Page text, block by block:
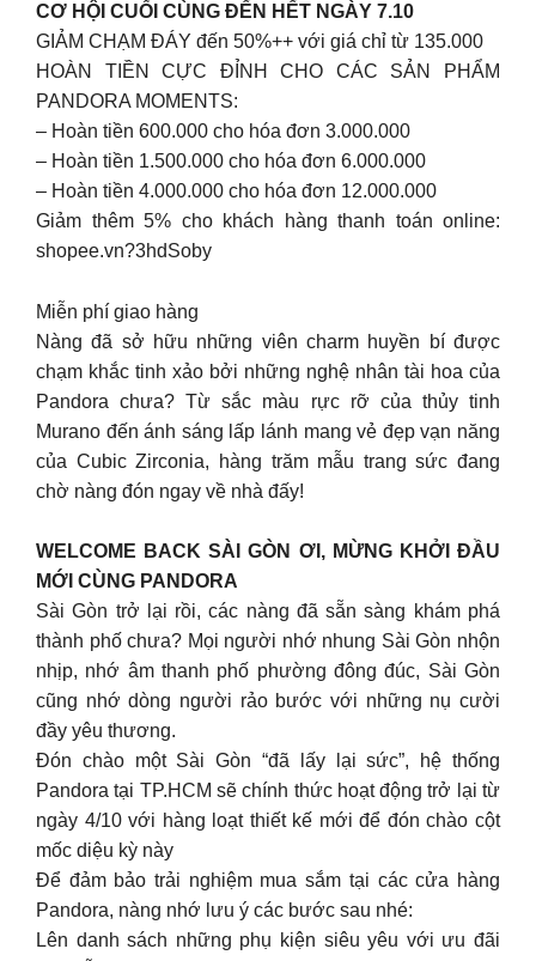
CƠ HỘI CUỐI CÙNG ĐẾN HẾT NGÀY 7.10
GIẢM CHẠM ĐÁY đến 50%++ với giá chỉ từ 135.000
HOÀN TIỀN CỰC ĐỈNH CHO CÁC SẢN PHẨM
PANDORA MOMENTS:
– Hoàn tiền 600.000 cho hóa đơn 3.000.000
– Hoàn tiền 1.500.000 cho hóa đơn 6.000.000
– Hoàn tiền 4.000.000 cho hóa đơn 12.000.000
Giảm thêm 5% cho khách hàng thanh toán online:
shopee.vn?3hdSoby
Miễn phí giao hàng
Nàng đã sở hữu những viên charm huyền bí được
chạm khắc tinh xảo bởi những nghệ nhân tài hoa của
Pandora chưa? Từ sắc màu rực rỡ của thủy tinh
Murano đến ánh sáng lấp lánh mang vẻ đẹp vạn năng
của Cubic Zirconia, hàng trăm mẫu trang sức đang
chờ nàng đón ngay về nhà đấy!
WELCOME BACK SÀI GÒN ƠI, MỪNG KHỞI ĐẦU
MỚI CÙNG PANDORA
Sài Gòn trở lại rồi, các nàng đã sẵn sàng khám phá
thành phố chưa? Mọi người nhớ nhung Sài Gòn nhộn
nhịp, nhớ âm thanh phố phường đông đúc, Sài Gòn
cũng nhớ dòng người rảo bước với những nụ cười
đầy yêu thương.
Đón chào một Sài Gòn “đã lấy lại sức”, hệ thống
Pandora tại TP.HCM sẽ chính thức hoạt động trở lại từ
ngày 4/10 với hàng loạt thiết kế mới để đón chào cột
mốc diệu kỳ này
Để đảm bảo trải nghiệm mua sắm tại các cửa hàng
Pandora, nàng nhớ lưu ý các bước sau nhé:
Lên danh sách những phụ kiện siêu yêu với ưu đãi